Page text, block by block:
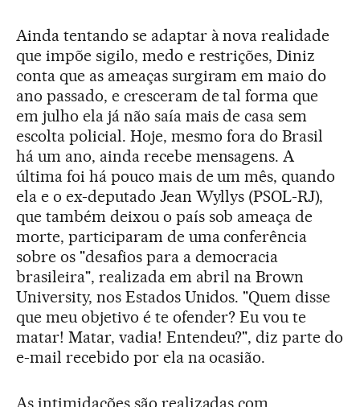
Ainda tentando se adaptar à nova realidade
que impõe sigilo, medo e restrições, Diniz
conta que as ameaças surgiram em maio do
ano passado, e cresceram de tal forma que
em julho ela já não saía mais de casa sem
escolta policial. Hoje, mesmo fora do Brasil
há um ano, ainda recebe mensagens. A
última foi há pouco mais de um mês, quando
ela e o ex-deputado Jean Wyllys (PSOL-RJ),
que também deixou o país sob ameaça de
morte, participaram de uma conferência
sobre os "desafios para a democracia
brasileira", realizada em abril na Brown
University, nos Estados Unidos. "Quem disse
que meu objetivo é te ofender? Eu vou te
matar! Matar, vadia! Entendeu?", diz parte do
e-mail recebido por ela na ocasião.
As intimidações são realizadas com